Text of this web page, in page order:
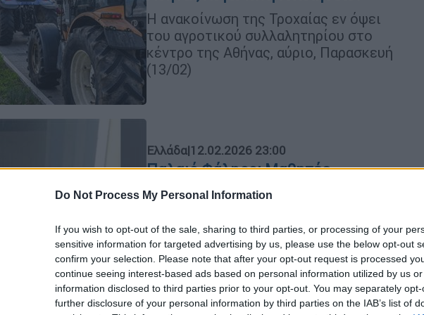
Do Not Process My Personal Information
If you wish to opt-out of the sale, sharing to third parties, or processing of your
sensitive information for targeted advertising by us, please use the below opt-out
confirm your selection. Please note that after your opt-out request is processed
continue seeing interest-based ads based on personal information utilized by us
information disclosed to third parties prior to your opt-out. You may separately
further disclosure of your personal information by third parties on the IAB’s list of
Η ανακοίνωση της Τροχαίας εν όψει
του αγροτικού συλλαλητηρίου στο
κέντρο της Αθήνας, αύριο, Παρασκευή
(13/02)
Ελλάδα|12.02.2026 23:00
Παλαιό Φάληρο: Μαθητές
Δημοτικού κινδύνευσαν από
πτώση σοβάδων στις τουαλέτες
Το ταβάνι υποχώρησε στις τουαλέτες
τη στιγμή που βρισκόταν μέσα 3
μαθητές